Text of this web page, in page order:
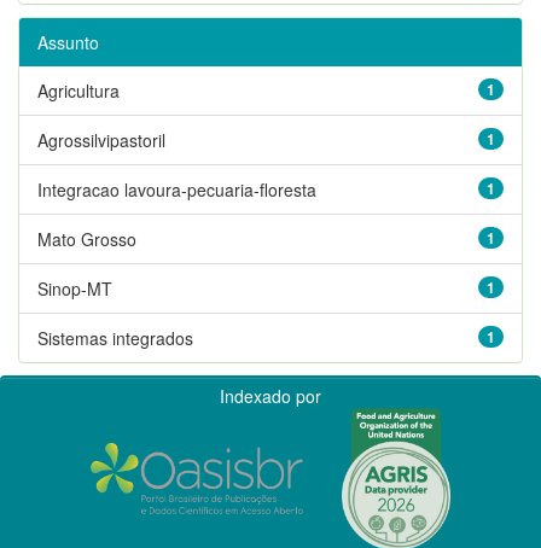
Assunto
1
Agricultura
1
Agrossilvipastoril
1
Integracao lavoura-pecuaria-floresta
1
Mato Grosso
1
Sinop-MT
1
Sistemas integrados
Indexado por